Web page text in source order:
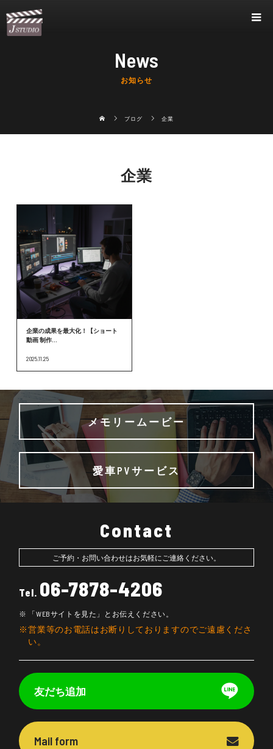
News
お知らせ
ブログ 企業
企業
企業の成果を最大化！【ショート
動画 制作...
2025.11.25
メモリームービー
愛車PVサービス
Contact
ご予約・お問い合わせはお気軽にご連絡ください。
Tel. 06-7878-4206
「WEBサイトを見た」とお伝えください。
営業等のお電話はお断りしておりますのでご遠慮くださ
い。
友だち追加
Mail form